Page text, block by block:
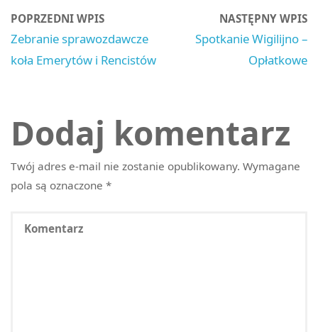
POPRZEDNI WPIS
Zebranie sprawozdawcze
koła Emerytów i Rencistów
NASTĘPNY WPIS
Spotkanie Wigilijno –
Opłatkowe
Dodaj komentarz
Twój adres e-mail nie zostanie opublikowany. Wymagane
pola są oznaczone*